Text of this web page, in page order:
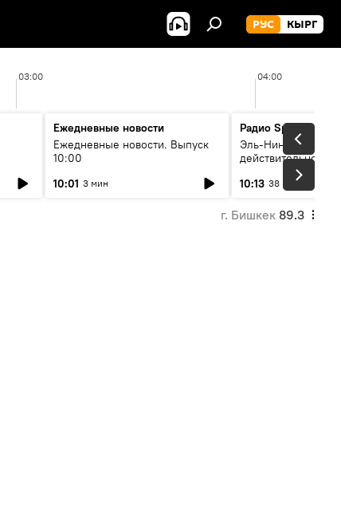
РУС КЫРГ
03:00 04:00
Ежедневные новости
Ежедневные новости. Выпуск
10:00
10:01 3 мин
Радио Sputnik
Эль-Ниньо, жара и
действительно
погоду в
10:13 38 мин
г. Бишкек 89.3